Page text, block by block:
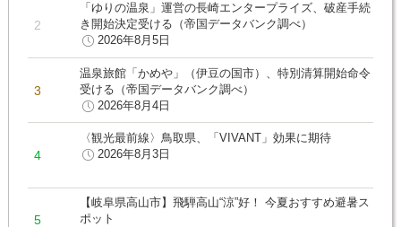
「ゆりの温泉」運営の長崎エンタープライズ、破産手続
き開始決定受ける（帝国データバンク調べ）
2026年8月5日
温泉旅館「かめや」（伊豆の国市）、特別清算開始命令
受ける（帝国データバンク調べ）
2026年8月4日
〈観光最前線〉鳥取県、「VIVANT」効果に期待
2026年8月3日
【岐阜県高山市】飛騨高山“涼”好！ 今夏おすすめ避暑ス
ポット